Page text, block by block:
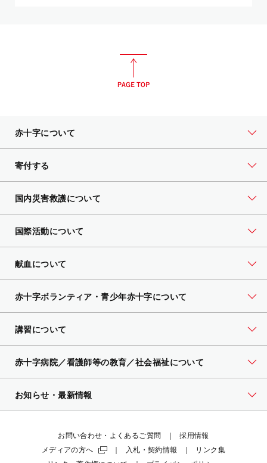
赤十字について
寄付する
国内災害救護について
国際活動について
献血について
赤十字ボランティア・青少年赤十字について
講習について
赤十字病院／看護師等の教育／社会福祉について
お知らせ・最新情報
お問い合わせ・よくあるご質問
採用情報
メディアの方へ
入札・契約情報
リンク集